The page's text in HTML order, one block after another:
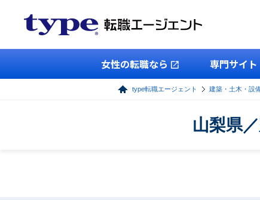
女性の転職なら 専門サイト
type転職エージェント 建築・土木・設
山梨県